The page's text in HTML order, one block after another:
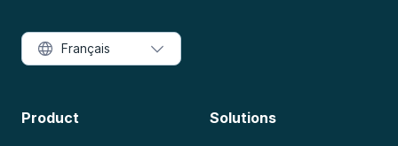
Product Solutions
Français